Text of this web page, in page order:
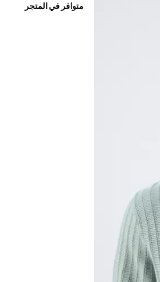
متوافر في المتجر